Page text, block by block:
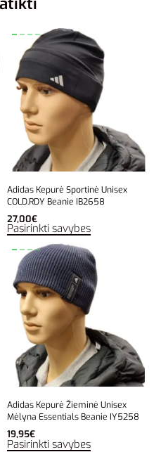
Adidas Kepurė Sportinė Unisex
COLD.RDY Beanie IB2658
27,00€
Pasirinkti savybes
Adidas Kepurė Žieminė Unisex
Mėlyna Essentials Beanie IY5258
19,95€
Pasirinkti savybes